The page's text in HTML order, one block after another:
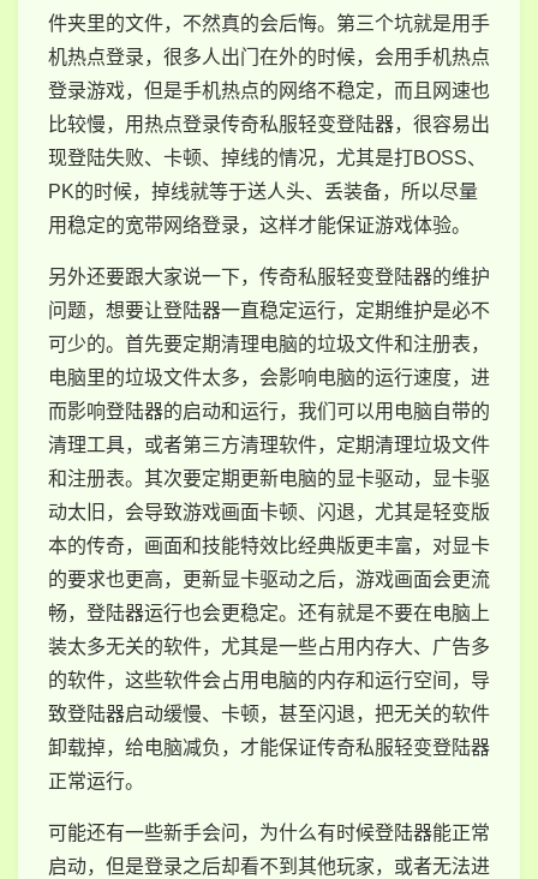
件夹里的文件，不然真的会后悔。第三个坑就是用手
机热点登录，很多人出门在外的时候，会用手机热点
登录游戏，但是手机热点的网络不稳定，而且网速也
比较慢，用热点登录传奇私服轻变登陆器，很容易出
现登陆失败、卡顿、掉线的情况，尤其是打BOSS、
PK的时候，掉线就等于送人头、丢装备，所以尽量
用稳定的宽带网络登录，这样才能保证游戏体验。
另外还要跟大家说一下，传奇私服轻变登陆器的维护
问题，想要让登陆器一直稳定运行，定期维护是必不
可少的。首先要定期清理电脑的垃圾文件和注册表，
电脑里的垃圾文件太多，会影响电脑的运行速度，进
而影响登陆器的启动和运行，我们可以用电脑自带的
清理工具，或者第三方清理软件，定期清理垃圾文件
和注册表。其次要定期更新电脑的显卡驱动，显卡驱
动太旧，会导致游戏画面卡顿、闪退，尤其是轻变版
本的传奇，画面和技能特效比经典版更丰富，对显卡
的要求也更高，更新显卡驱动之后，游戏画面会更流
畅，登陆器运行也会更稳定。还有就是不要在电脑上
装太多无关的软件，尤其是一些占用内存大、广告多
的软件，这些软件会占用电脑的内存和运行空间，导
致登陆器启动缓慢、卡顿，甚至闪退，把无关的软件
卸载掉，给电脑减负，才能保证传奇私服轻变登陆器
正常运行。
可能还有一些新手会问，为什么有时候登陆器能正常
启动，但是登录之后却看不到其他玩家，或者无法进